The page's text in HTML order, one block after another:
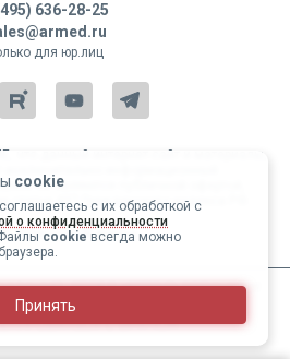
cookie
с их обработкой с
о конфиденциальности
cookie всегда можно
Принять
636-28-25
для юр.лиц
данный интернет-сайт и материалы,
не являются публичной офертой,
437 Гражданского кодекса РФ.
2004-2026 © Армед
ПЕРЕД ИСПОЛЬЗОВАНИЕМ
С ИНСТРУКЦИЕЙ И
С ВРАЧОМ